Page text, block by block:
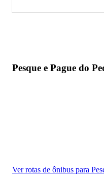
Pesque e Pague do
Ver rotas de ônibus para